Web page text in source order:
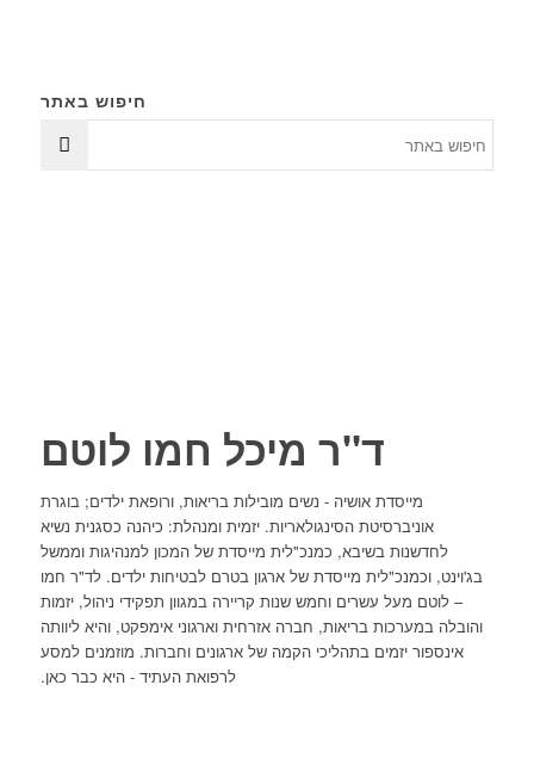
חיפוש באתר
ד"ר מיכל חמו לוטם
מייסדת אושיה - נשים מובילות בריאות, ורופאת ילדים; בוגרת
אוניברסיטת הסינגולאריות. יזמית ומנהלת: כיהנה כסגנית נשיא
לחדשנות בשיבא, כמנכ"לית מייסדת של המכון למנהיגות וממשל
בג'וינט, וכמנכ"לית מייסדת של ארגון בטרם לבטיחות ילדים. לד"ר חמו
– לוטם מעל עשרים וחמש שנות קריירה במגוון תפקידי ניהול, יזמות
והובלה במערכות בריאות, חברה אזרחית וארגוני אימפקט, והיא ליוותה
אינספור יזמים בתהליכי הקמה של ארגונים וחברות. מוזמנים למסע
לרפואת העתיד - היא כבר כאן.